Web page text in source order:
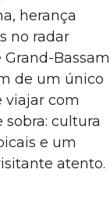
herança
no radar
Bassam
de um único
viajar com
cultura
e um
atento.